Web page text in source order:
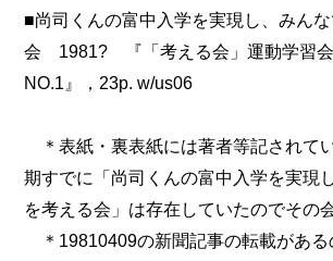
■尚司くんの富中入学を実現し、みん
会 1981? 『「考える会」運動学習
NO.1』，23p. w/us06
＊表紙・裏表紙には著者等記されて
期すでに「尚司くんの富中入学を実現
を考える会」は存在していたのでその
＊19810409の新聞記事の転載がある